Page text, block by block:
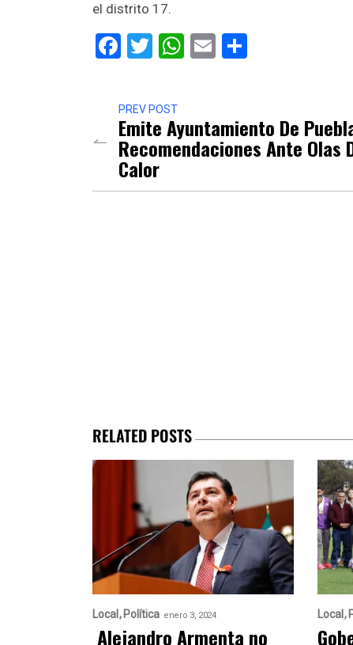
el distrito 17.
Facebook
Twitter
WhatsApp
Email
PREV POST
Emite Ayuntamiento De
Recomendaciones Ante Olas
Calor
RELATED POSTS
Local Política enero 3, 2024
Alejandro Armenta no
Local